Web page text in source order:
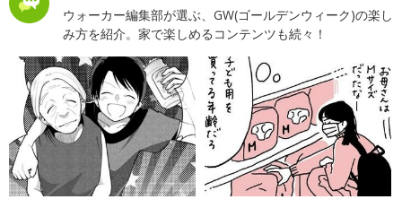
ウォーカー編集部が選ぶ、GW(ゴールデンウィーク)の楽し
み方を紹介。家で楽しめるコンテンツも続々！